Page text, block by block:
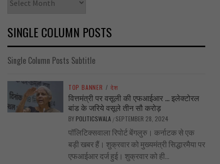
SINGLE COLUMN POSTS
Single Column Posts Subtitle
TOP BANNER / देश
वित्तमंत्री पर वसूली की एफआईआर … इलेक्टोरल
बांड के जरिये वसूले तीन सौ करोड़
BY POLITICSWALA / SEPTEMBER 28, 2024
पॉलिटिक्सवाला रिपोर्ट बेंगलुरु। कर्नाटक से एक
बड़ी खबर हैं। शुक्रवार को मुख्यमंत्री सिद्धारमैया पर
एफआईआर दर्ज हुई। शुक्रवार को ही...